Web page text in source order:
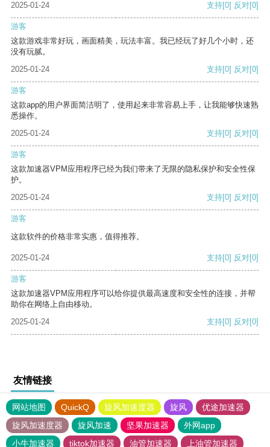
2025-01-24
支持[0] 反对[0]
游客
这款游戏非常好玩，画面精美，玩法丰富。我已经玩了好几个小时，还
没有玩腻。
2025-01-24
支持[0] 反对[0]
游客
这款app的用户界面简洁明了，使用起来非常容易上手，让我能够快速熟
悉操作。
2025-01-24
支持[0] 反对[0]
游客
这款加速器VPM应用程序已经为我们带来了无限的隐私保护和安全性保
护。
2025-01-24
支持[0] 反对[0]
游客
这款软件的价格非常实惠，值得推荐。
2025-01-24 支持[0] 反对[0]
游客
这款加速器VPM应用程序可以给你提供最高速度和安全性的连接，并帮
助你在网络上自由移动。
2025-01-24
支持[0] 反对[0]
友情链接
网站地图 QuickQ 旋风加速度器 旋风
优途加速器
旋风加速度器
旋风加速 坚果加速器
外网app
小牛加速器
tiktok加速器 油管加速器 上油管加速器